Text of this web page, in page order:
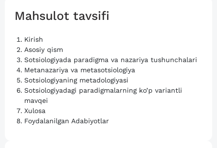
Mahsulot tavsifi
Kirish
Asosiy qism
Sotsiologiyada paradigma va nazariya tushunchalari
Metanazariya va metasotsiologiya
Sotsiologiyaning metadologiyasi
Sotsiologiyadagi paradigmalarning ko’p variantli
mavqei
Xulosa
Foydalanilgan Adabiyotlar